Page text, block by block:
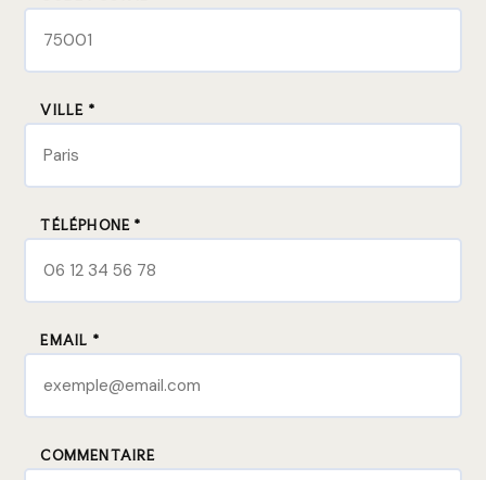
VILLE *
TÉLÉPHONE *
EMAIL *
COMMENTAIRE